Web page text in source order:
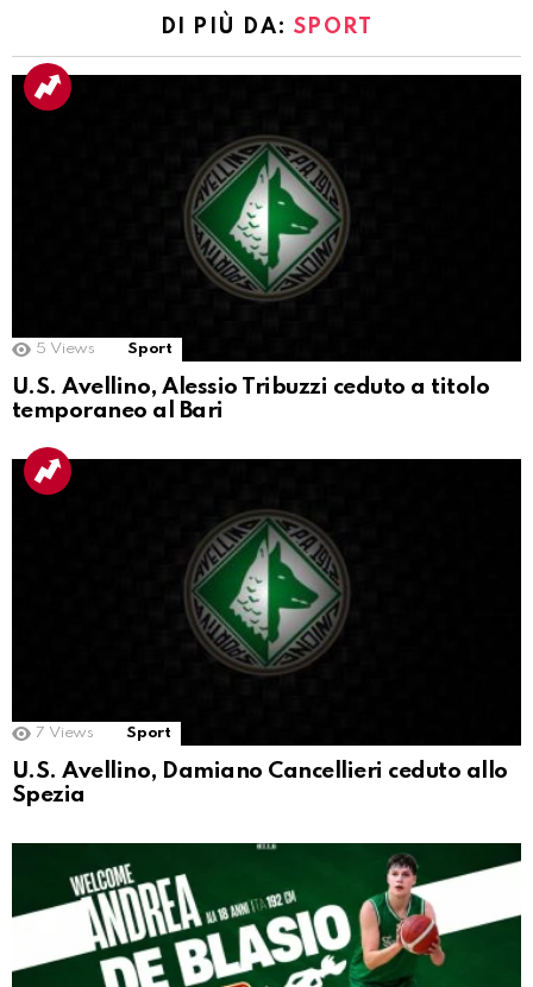
DI PIÙ DA: SPORT
5 Views Sport
U.S. Avellino, Alessio Tribuzzi ceduto a titolo
temporaneo al Bari
7 Views Sport
U.S. Avellino, Damiano Cancellieri ceduto allo
Spezia